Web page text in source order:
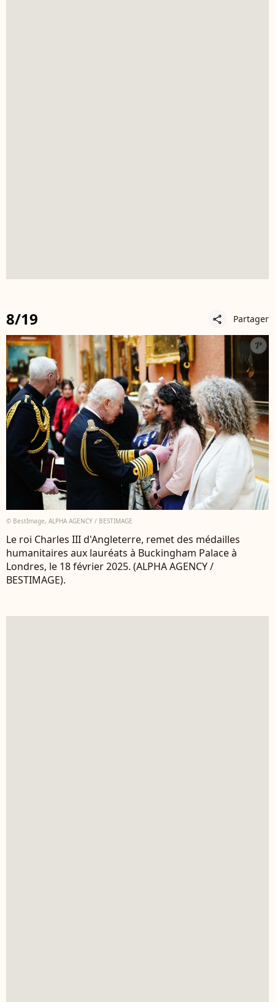
8/19 share Partager
© BestImage, ALPHA AGENCY / BESTIMAGE
Le roi Charles III d'Angleterre, remet des médailles
humanitaires aux lauréats à Buckingham Palace à
Londres, le 18 février 2025. (ALPHA AGENCY /
BESTIMAGE).